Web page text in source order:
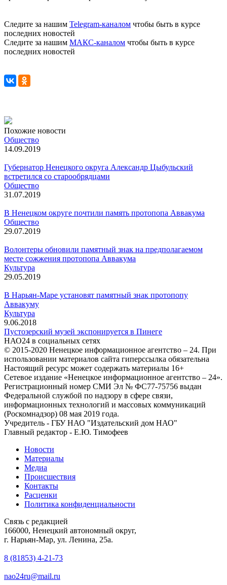
Следите за нашим Telegram-каналом чтобы быть в курсе
последних новостей
Следите за нашим МАКС-каналом чтобы быть в курсе
последних новостей
Похожие новости
Общество
14.09.2019
Губернатор Ненецкого округа Александр Цыбульский
встретился со старообрядцами
Общество
31.07.2019
В Ненецком округе почтили память протопопа Аввакума
Общество
29.07.2019
Волонтеры обновили памятный знак на предполагаемом
месте сожжения протопопа Аввакума
Культура
29.05.2019
В Нарьян-Маре установят памятный знак протопопу
Аввакуму
Культура
9.06.2018
Пустозерский музей экспонируется в Пинеге
НАО24 в социальных сетях
© 2015-2020 Ненецкое информационное агентство – 24. При
использовании материалов сайта гиперссылка обязательна
Настоящий ресурс может содержать материалы 16+
Сетевое издание «Ненецкое информационное агентство – 24».
Регистрационный номер СМИ Эл № ФС77-75756 выдан
Федеральной службой по надзору в сфере связи,
информационных технологий и массовых коммуникаций
(Роскомнадзор) 08 мая 2019 года.
Учредитель - ГБУ НАО "Издательский дом НАО"
Главный редактор - Е.Ю. Тимофеев
Новости
Материалы
Медиа
Происшествия
Контакты
Расценки
Политика конфиденциальности
Связь с редакцией
166000, Ненецкий автономный округ,
г. Нарьян-Мар, ул. Ленина, 25а.
8 (81853) 4-21-73
nao24ru@mail.ru